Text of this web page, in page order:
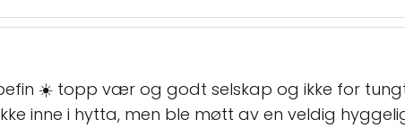
☀️ topp vær og godt selskap og ikke for
inne i hytta, men ble møtt av en veldig